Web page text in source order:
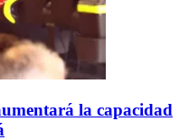
la capacidad